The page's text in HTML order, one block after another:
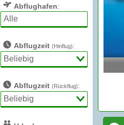
Abflughafen:
Abflugzeit (Hinflug):
Abflugzeit (Rückflug):